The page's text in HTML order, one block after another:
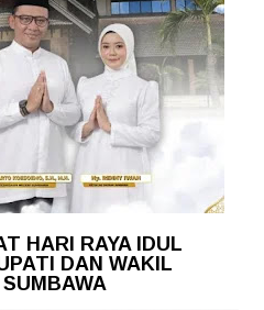
HARI RAYA IDUL
DAN WAKIL